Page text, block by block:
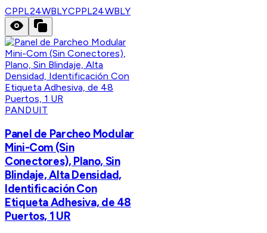
CPPL24WBLYCPPL24WBLY
PANDUIT
Panel de Parcheo Modular
Mini-Com (Sin
Conectores), Plano, Sin
Blindaje, Alta Densidad,
Identificación Con
Etiqueta Adhesiva, de 48
Puertos, 1 UR